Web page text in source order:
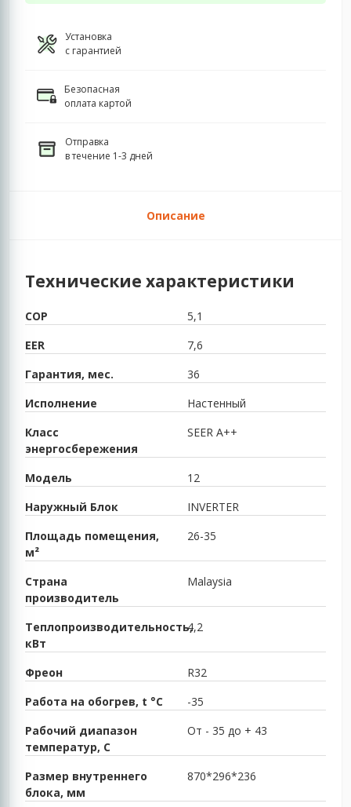
Установка
с гарантией
Безопасная
оплата картой
Отправка
в течение 1-3 дней
Описание
Технические характеристики
COP
5,1
EER
7,6
Гарантия, мес.
36
Исполнение
Настенный
Класс
энергосбережения
SEER A++
Модель
12
Наружный Блок
INVERTER
Площадь помещения,
м²
26-35
Страна
производитель
Malaysia
Теплопроизводительность,
кВт
4,2
Фреон
R32
Работа на обогрев, t °C
-35
Рабочий диапазон
температур, С
От - 35 до + 43
Размер внутреннего
блока, мм
870*296*236